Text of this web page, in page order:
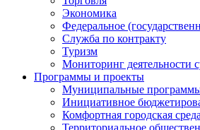
Экономика
Федеральное
Служба по контракту
Туризм
Мониторинг деятельности
Программы и проекты
Муниципальные
Инициативное
Комфортная городская среда
Территориальное